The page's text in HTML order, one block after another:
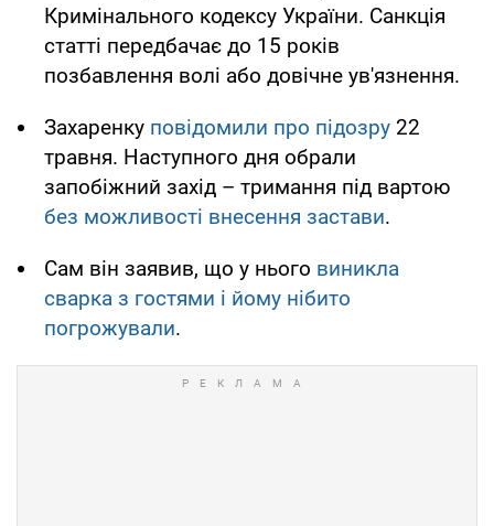
Кримінального кодексу України. Санкція
статті передбачає до 15 років
позбавлення волі або довічне ув'язнення.
Захаренку повідомили про підозру 22
травня. Наступного дня обрали
запобіжний захід – тримання під вартою
без можливості внесення застави.
Сам він заявив, що у нього виникла
сварка з гостями і йому нібито
погрожували.